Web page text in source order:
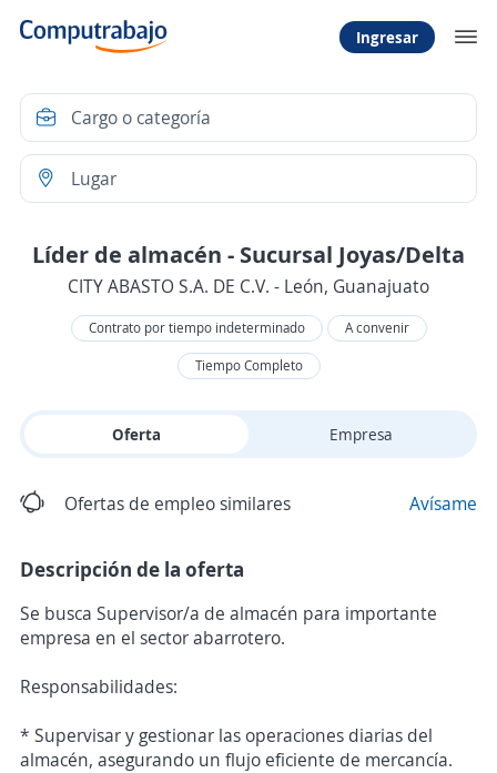
Ingresar
Líder de almacén - Sucursal Joyas/Delta
CITY ABASTO S.A. DE C.V. - León, Guanajuato
Contrato por tiempo indeterminado
A convenir
Tiempo Completo
Oferta Empresa
Ofertas de empleo similares Avísame
Descripción de la oferta
Se busca Supervisor/a de almacén para importante
empresa en el sector abarrotero.
Responsabilidades:
* Supervisar y gestionar las operaciones diarias del
almacén, asegurando un flujo eficiente de mercancía.